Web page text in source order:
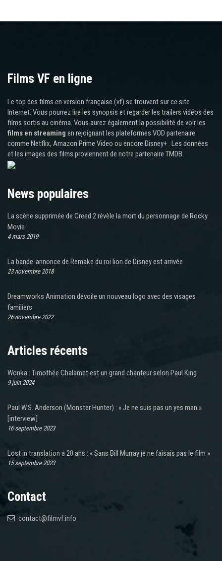
Films VF en ligne
Le top des films en version française (vf) se trouvent sur ce site
Internet. Vous pourrez lire les synopsis et regarder les trailers vidéos des
films sortis au cinéma. Vous aurez également la possibilité de voir les
films en streaming en rejoignant les plateformes VOD partenaire
comme Netflix, Amazon Prime Video ou encore Disney+ . Les données
et les images des films proviennent de notre partenaire TMDB.
News populaires
La scène supprimée de Creed 2 révèle la mort du personnage de Rocky
Movie
4 mars 2019
La bande-annonce de Remake du roi lion de Disney est arrivée
23 novembre 2018
Dreamworks Animation dévoile un nouveau logo avec des visages
familiers
26 novembre 2022
Articles récents
Wonka : Timothée Chalamet est un grand chanteur selon Paul King
9 juin 2024
Paul W.S. Anderson (Monster Hunter) : « Je ne suis pas un yes man »
[interview]
16 septembre 2023
Lost in translation a 20 ans : « Sans Bill Murray je ne faisais pas le film »
15 septembre 2023
Contact
contact@filmvf.info